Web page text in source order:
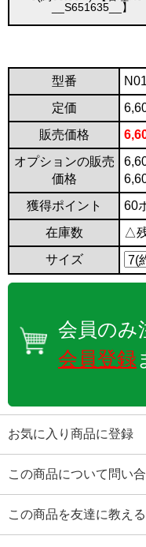
__S651635__】
型番
定価
販売価格
オプションの販売
価格
獲得ポイント
60
在庫数
△
サイズ
会員のみ
会員登録
お気に入り商品に登録
この商品について問い
この商品を友達に教える